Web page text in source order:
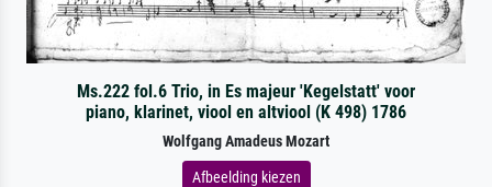
Ms.222 fol.6 Trio, in Es majeur 'Kegelstatt' voor
piano, klarinet, viool en altviool (K 498) 1786
Wolfgang Amadeus Mozart
Afbeelding kiezen